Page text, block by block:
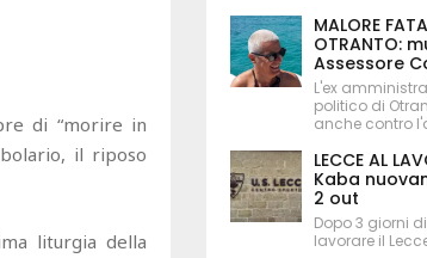
di “morire in
il riposo
liturgia della
MALORE
OTRANTO:
Assessore
L'ex
politico di
anche contro
LECCE AL
Kaba
2 out
Dopo 3 giorni
lavorare il